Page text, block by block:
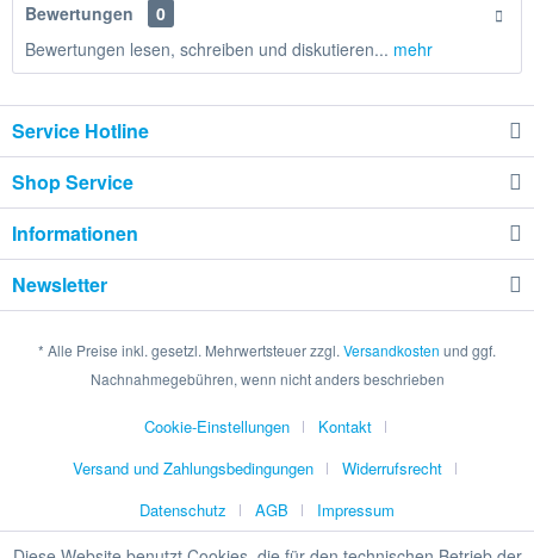
Bewertungen
0
Bewertungen lesen, schreiben und diskutieren... mehr
Service Hotline
Shop Service
Informationen
Newsletter
* Alle Preise inkl. gesetzl. Mehrwertsteuer zzgl. Versandkosten und ggf.
Nachnahmegebühren, wenn nicht anders beschrieben
Cookie-Einstellungen
Kontakt
Versand und Zahlungsbedingungen
Widerrufsrecht
Datenschutz
AGB Impressum